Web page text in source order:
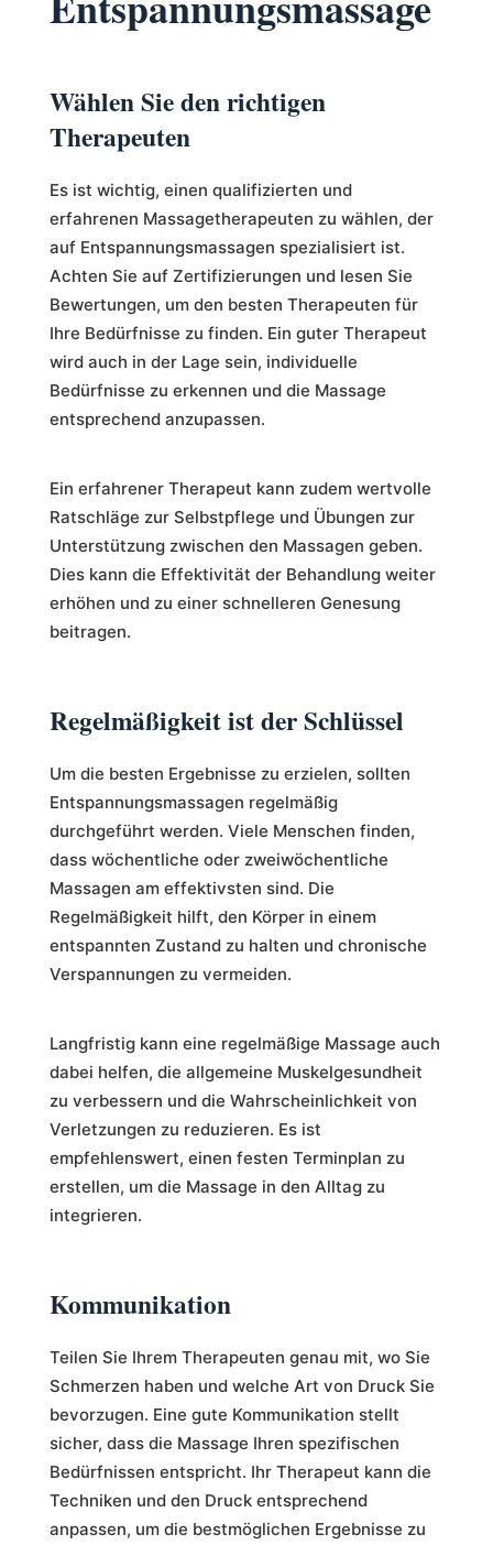
Wählen Sie den richtigen
Therapeuten
Es ist wichtig, einen qualifizierten und
erfahrenen Massagetherapeuten zu wählen, der
auf Entspannungsmassagen spezialisiert ist.
Achten Sie auf Zertifizierungen und lesen Sie
Bewertungen, um den besten Therapeuten für
Ihre Bedürfnisse zu finden. Ein guter Therapeut
wird auch in der Lage sein, individuelle
Bedürfnisse zu erkennen und die Massage
entsprechend anzupassen.
Ein erfahrener Therapeut kann zudem wertvolle
Ratschläge zur Selbstpflege und Übungen zur
Unterstützung zwischen den Massagen geben.
Dies kann die Effektivität der Behandlung weiter
erhöhen und zu einer schnelleren Genesung
beitragen.
Regelmäßigkeit ist der Schlüssel
Um die besten Ergebnisse zu erzielen, sollten
Entspannungsmassagen regelmäßig
durchgeführt werden. Viele Menschen finden,
dass wöchentliche oder zweiwöchentliche
Massagen am effektivsten sind. Die
Regelmäßigkeit hilft, den Körper in einem
entspannten Zustand zu halten und chronische
Verspannungen zu vermeiden.
Langfristig kann eine regelmäßige Massage auch
dabei helfen, die allgemeine Muskelgesundheit
zu verbessern und die Wahrscheinlichkeit von
Verletzungen zu reduzieren. Es ist
empfehlenswert, einen festen Terminplan zu
erstellen, um die Massage in den Alltag zu
integrieren.
Kommunikation
Teilen Sie Ihrem Therapeuten genau mit, wo Sie
Schmerzen haben und welche Art von Druck Sie
bevorzugen. Eine gute Kommunikation stellt
sicher, dass die Massage Ihren spezifischen
Bedürfnissen entspricht. Ihr Therapeut kann die
Techniken und den Druck entsprechend
anpassen, um die bestmöglichen Ergebnisse zu